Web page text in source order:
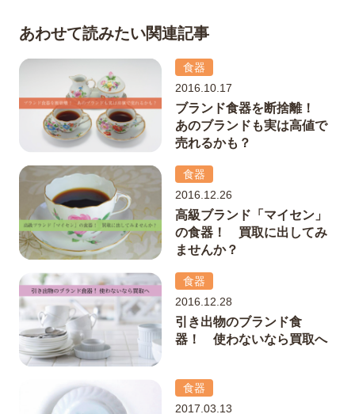
あわせて読みたい関連記事
食器
2016.10.17
ブランド食器を断捨離！
あのブランドも実は高値で
売れるかも？
食器
2016.12.26
高級ブランド「マイセン」
の食器！ 買取に出してみ
ませんか？
食器
2016.12.28
引き出物のブランド食
器！ 使わないなら買取へ
食器
2017.03.13